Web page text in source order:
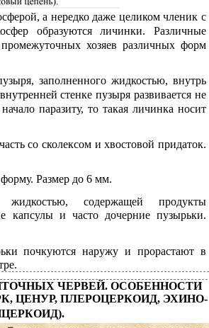
а нередко даже целиком членик с
образуются личинки. Различные
хозяев различных форм
заполненного жидкостью, внутрь
стенке пузыря развивается не
паразиту, то такая личинка носит
со сколексом и хвостовой придаток.
Размер до 6 мм.
жидкостью, содержащей продукты
капсулы и часто дочерние пузырьки.
почкуются наружу и прорастают в
ЧЕРВЕЙ. ОСОБЕННОСТИ
ЦЕНУР, ПЛЕРОЦЕРКОИД, ЭХИНО-